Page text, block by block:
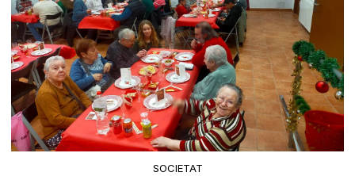
SOCIETAT